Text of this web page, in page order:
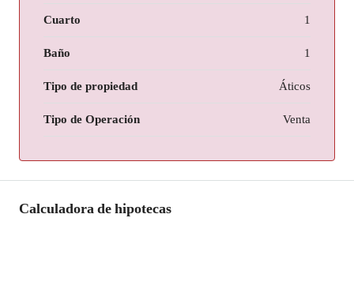
Cuarto 1
Baño 1
Tipo de propiedad Áticos
Tipo de Operación Venta
Calculadora de hipotecas